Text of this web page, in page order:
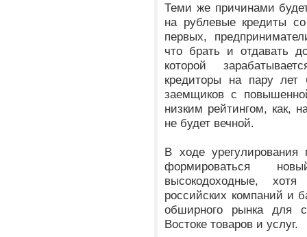
Теми же причинами
на рублевые кредиты
первых,
что брать и отдавать
которой
кредиторы на пару лет
заемщиков с
низким рейтингом, как,
не будет вечной.
В ходе урегулирования
формироваться
высокодоходные,
российских компаний и
обширного рынка для
Востоке товаров и услуг.